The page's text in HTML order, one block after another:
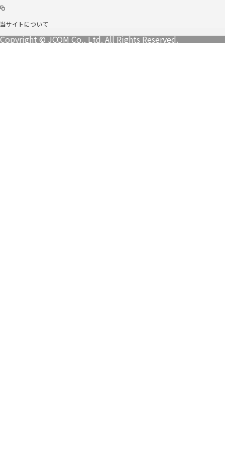
当サイトについて
Copyright © JCOM Co., Ltd. All Rights Reserved.